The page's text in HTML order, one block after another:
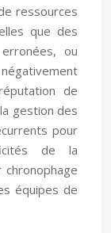
ressources
que des
ou
de
gestion des
pour
de la
équipes de